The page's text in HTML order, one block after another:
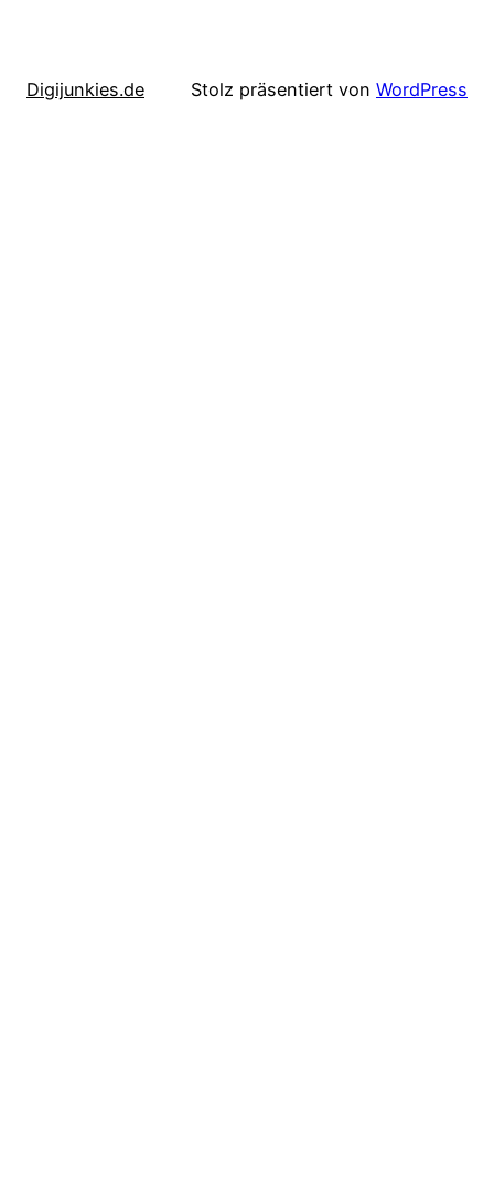
Digijunkies.de Stolz präsentiert von WordPress